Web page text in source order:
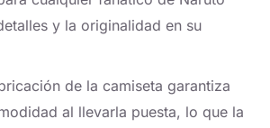
y la originalidad en su
de la camiseta garantiza
al llevarla puesta, lo que la